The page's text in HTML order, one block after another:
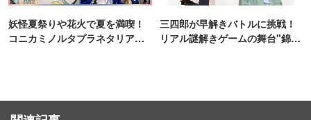
妖怪夏祭りや花火で夏を満喫！
コニカミノルタプラネタリア
三四郎が早解きバトルに挑戦！
リアル謎解きゲームの舞台"錦糸